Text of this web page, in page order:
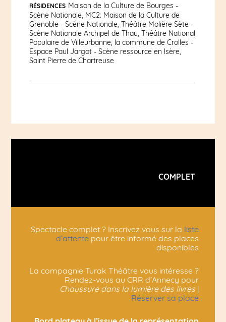
RÉSIDENCES Maison de la Culture de Bourges -
Scène Nationale, MC2: Maison de la Culture de
Grenoble - Scène Nationale, Théâtre Molière Sète -
Scène Nationale Archipel de Thau, Théâtre National
Populaire de Villeurbanne, la commune de Crolles -
Espace Paul Jargot - Scène ressource en lsère,
Saint Pierre de Chartreuse
COMPLET
Spectacle complet ? Inscrivez vous sur la liste
d’attente pour être informé des places
disponibles
La compagnie Turak Théâtre vous intéresse ?
Rendez-vous au CRR d’Annecy pour
Chaussure dans la lumière des livres|
Réserver sa place